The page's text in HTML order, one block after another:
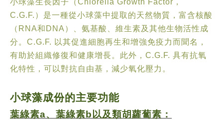
C.G.F.）是一種從小球藻中提取的天然物質，富含核酸
（RNA和DNA）、氨基酸、維生素及其他生物活性成
分。C.G.F. 以其促進細胞再生和增強免疫力而聞名，
有助於組織修復和健康增長。此外，C.G.F. 具有抗氧
化特性，可以對抗自由基，減少氧化壓力。
小球藻成份的主要功能
葉綠素a、葉綠素b以及類胡蘿蔔素：